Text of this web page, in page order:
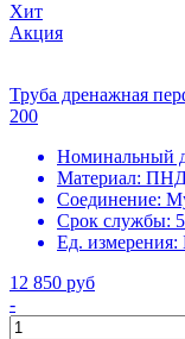
Хит
Акция
Труба дренажная
200
Номинальный
Материал: ПНД/
Соединение:
Срок службы:
Ед. измерения:
12 850 руб
-